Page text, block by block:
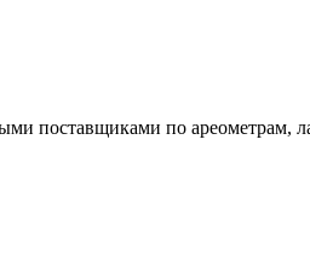
поставщиками по ареометрам,